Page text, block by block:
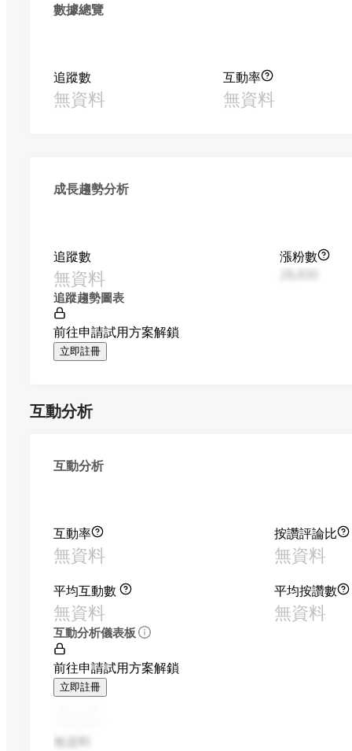
數據總覽
追蹤數
無資料
互動率
無資料
成長趨勢分析
追蹤數
無資料
漲粉數
追蹤趨勢圖表
前往申請試用方案解鎖
立即註冊
互動分析
互動分析
互動率
無資料
按讚評論比
無資料
平均互動數
無資料
平均按讚數
無資料
互動分析儀表板
前往申請試用方案解鎖
立即註冊
無資料